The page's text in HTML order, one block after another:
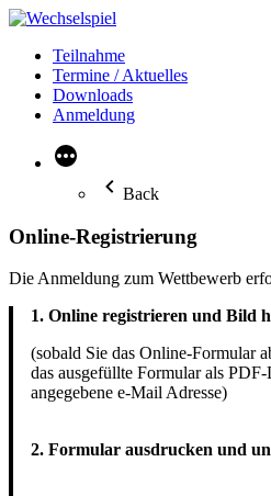
Skip
contentTeilnahme
Termine / Aktuelles
Downloads
Anmeldung
More
Back
Online-Registrierung
Die Anmeldung zum Wettbewerb
1. Online registrieren und Bild
(sobald Sie das Online-Formular
das ausgefüllte Formular als
angegebene e-Mail Adresse)
2. Formular ausdrucken und